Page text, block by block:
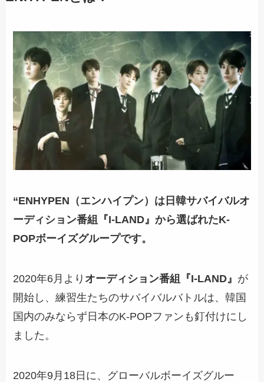
“ENHYPEN（エンハイプン）は日韓サバイバルオ
ーディション番組『I-LAND』から選ばれたK-
POPボーイズグループです。
2020年6月より オーディション番組『I-LAND』 が
開始し、練習生たちのサバイバルバトルは、韓国
国内のみならず日本のK-POPファンも釘付けにし
ました。
2020年9月18日に、グローバルボーイズグルー